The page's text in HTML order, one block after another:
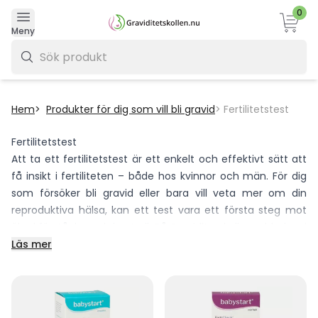
Meny
0
Hem Produkter för dig som vill bli gravid Fertilitetstest
Fertilitetstest
Att ta ett fertilitetstest är ett enkelt och effektivt sätt att
få insikt i fertiliteten – både hos kvinnor och män. För dig
som försöker bli gravid eller bara vill veta mer om din
reproduktiva hälsa, kan ett test vara ett första steg mot
pålitliga och lättanvända fertilitetstester för hemmabruk,
Ett fertilitetstest är ett test som undersöker kroppens
förutsättningar för att bli gravid. Det finns olika typer av
Läs mer